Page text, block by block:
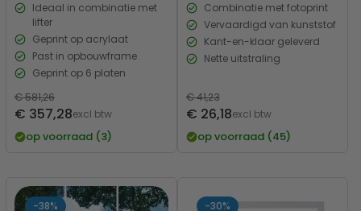
Ideaal in combinatie met
lifter
Geprint op acrylaat
Past in opbouwframe
Geprint op 6 platen
Verkoopprijs
Normale
prijs
€ 581,26
€ 357,28excl btw
op voorraad (3)
Combinatie met fotoprint
Vervaardigd van kunststof
Kant-en-klaar geleverd
Nette uitstraling
Verkoopprijs
Normale
prijs
€ 41,23
€ 26,18excl btw
op voorraad (45)
-38% -30%